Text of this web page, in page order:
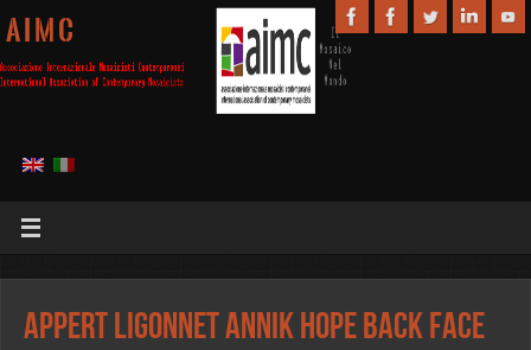
A I M C
Appert Ligonnet Annik Hope back face